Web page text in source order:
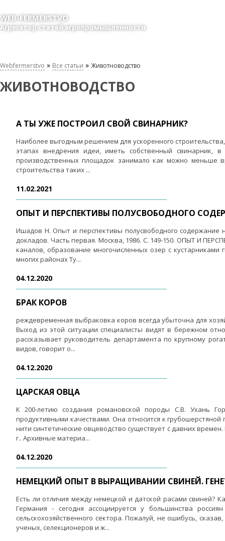
WEB-FERMERSTVO
Агрегатор статей агропромышленности
Webfermerstvo » Все статьи » Животноводство
ЖИВОТНОВОДСТВО
А ТЫ УЖЕ ПОСТРОИЛ СВОЙ СВИНАРНИК?
Наиболее выгодным решением для ускоренного
этапах внедрения идеи, иметь собственный свинарник,
производственных площадок занимало как можно меньше
строительства таких ...
11.02.2021
ОПЫТ И ПЕРСПЕКТИВЫ ПОЛУСВОБОДНОГО
Ишадов Н. Опыт и перспективы полусвободного
докладов. Часть первая. Москва, 1986. С. 149-150. ОПЫТ И
каналов, образование многочисленных озер с
многих районах Ту...
04.12.2020
БРАК КОРОВ
реждевременная выбраковка коров всегда убыточна для
Выход из этой ситуации специалисты видят в бережном
рассказывает руководитель департамента по крупному
видов, говорит о...
04.12.2020
ЦАРСКАЯ ОВЦА
К 200-летию создания романовской породы С.В. Ухань
продуктивными качествами. Она относится к
нити синтетические овцеводство существует с давних
г.. Архивные материа...
04.12.2020
НЕМЕЦКИЙ ОПЫТ В ВЫРАЩИВАНИИ СВИНЕЙ.
Есть ли отличия между немецкой и датской расами свиней?
Германия - сегодня ассоциируется у большинства
сельскохозяйственного сектора. Пожалуй, не ошибусь,
ученых, селекционеров и ж...